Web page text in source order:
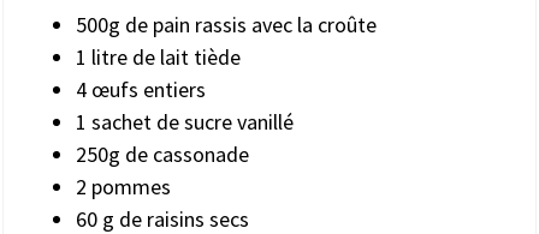
500g de pain rassis avec la croûte
1 litre de lait tiède
4 œufs entiers
1 sachet de sucre vanillé
250g de cassonade
2 pommes
60 g de raisins secs